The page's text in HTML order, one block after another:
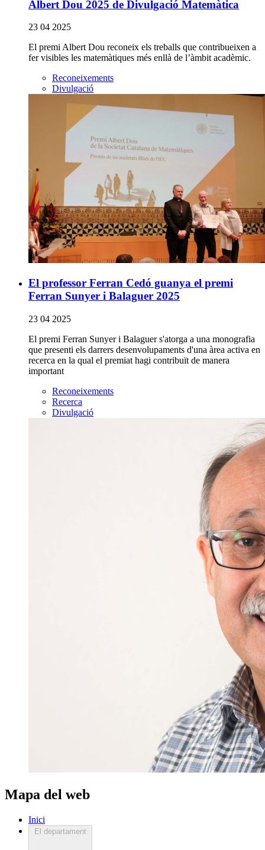
Albert Dou 2025 de Divulgació Matemàtica
23 04 2025
El premi Albert Dou reconeix els treballs que contribueixen a
fer visibles les matemàtiques més enllà de l’àmbit acadèmic.
Reconeixements
Divulgació
El professor Ferran Cedó guanya el premi
Ferran Sunyer i Balaguer 2025
23 04 2025
El premi Ferran Sunyer i Balaguer s'atorga a una monografia
que presenti els darrers desenvolupaments d'una àrea activa en
recerca en la qual el premiat hagi contribuït de manera
important
Reconeixements
Recerca
Divulgació
Mapa del web
Inici
El departament